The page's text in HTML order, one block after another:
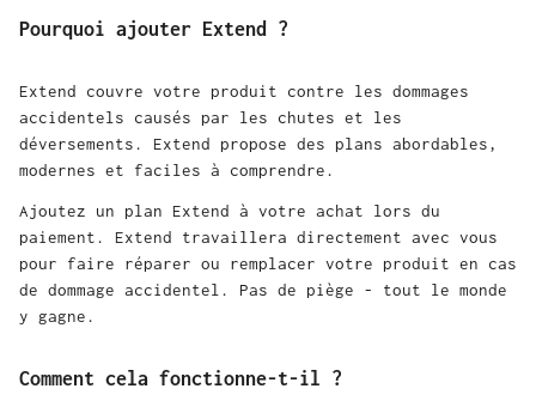
Pourquoi ajouter Extend ?
Extend couvre votre produit contre les dommages
accidentels causés par les chutes et les
déversements. Extend propose des plans abordables,
modernes et faciles à comprendre.
Ajoutez un plan Extend à votre achat lors du
paiement. Extend travaillera directement avec vous
pour faire réparer ou remplacer votre produit en cas
de dommage accidentel. Pas de piège - tout le monde
y gagne.
Comment cela fonctionne-t-il ?